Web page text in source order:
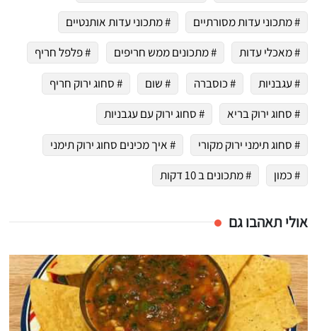
# מתכוני עדות מסורתיים
# מתכוני עדות אותנטיים
# מאכלי עדות
# מתכונים ממש חריפים
# פלפל חריף
# עגבניות
# כוסברה # שום
# סחוג ירוק חריף
# סחוג ירוק בריא
# סחוג ירוק עם עגבניות
# סחוג תימני ירוק מקורי
# איך מכינים סחוג ירוק תימני
# כמון
# מתכונים ב 10 דקות
אולי תאהבו גם